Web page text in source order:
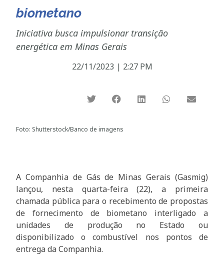
biometano
Iniciativa busca impulsionar transição
energética em Minas Gerais
22/11/2023 | 2:27 PM
Foto: Shutterstock/Banco de imagens
A Companhia de Gás de Minas Gerais (Gasmig)
lançou, nesta quarta-feira (22), a primeira
chamada pública para o recebimento de propostas
de fornecimento de biometano interligado a
unidades de produção no Estado ou
disponibilizado o combustível nos pontos de
entrega da Companhia.